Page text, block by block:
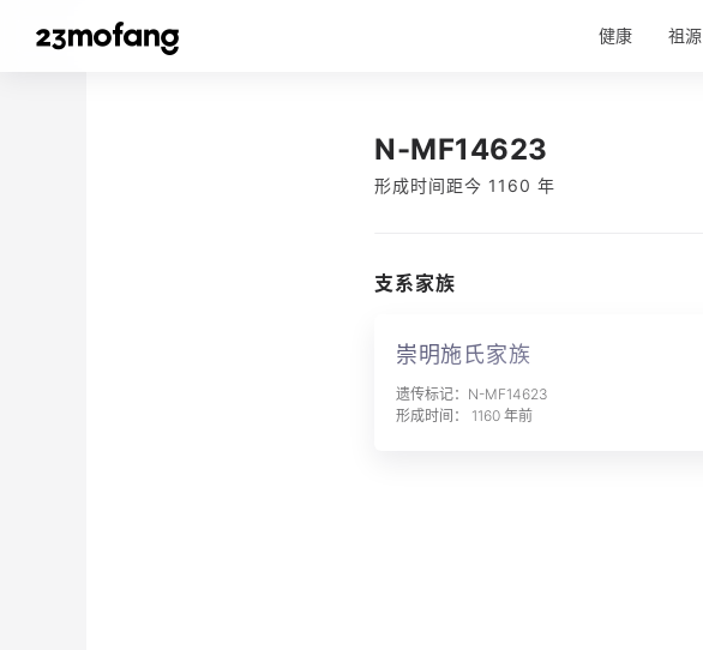
健康 祖源
N-MF14623
形成时间距今 1160 年
支系家族
崇明施氏家族
遗传标记：N-MF14623
形成时间： 1160 年前